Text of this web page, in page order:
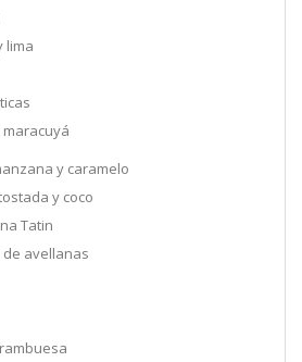
lima
y caramelo
y coco
Tatin
avellanas